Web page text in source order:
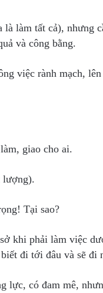
làm tất cả), nhưng
và công bằng.
việc rành mạch,
giao cho ai.
lượng).
Tại sao?
khi phải làm việc
đi tới đâu và sẽ đi
lực, có đam mê,